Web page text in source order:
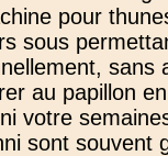
pour
sous
sans
au papillon
votre
sont souvent